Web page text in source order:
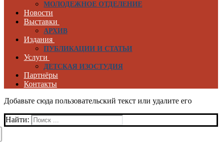
МОЛОДЕЖНОЕ ОТДЕЛЕНИЕ
Новости
Выставки
АРХИВ
Издания
ПУБЛИКАЦИИ И СТАТЬИ
Услуги
ДЕТСКАЯ ИЗОСТУДИЯ
Партнёры
Контакты
Добавьте сюда пользовательский текст или удалите его
Найти: